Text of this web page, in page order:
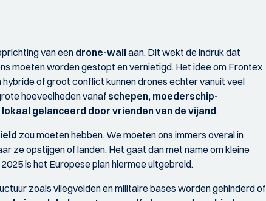
van een drone-wallaan. Dit wekt de indruk dat
moeten worden gestopt en vernietigd. Het idee om Frontex
of groot conflict kunnen drones echter vanuit veel
hoeveelheden vanaf schepen, moederschip-
gelanceerd door vrienden van de vijand.
zou moeten hebben. We moeten ons immers overal in
ze opstijgen of landen. Het gaat dan met name om kleine
is het Europese plan hiermee uitgebreid.
zoals vliegvelden en militaire bases worden gehinderd of